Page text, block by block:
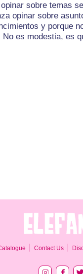
sobre temas
opinar sobre
y porque
es modestia, es
Contact Us